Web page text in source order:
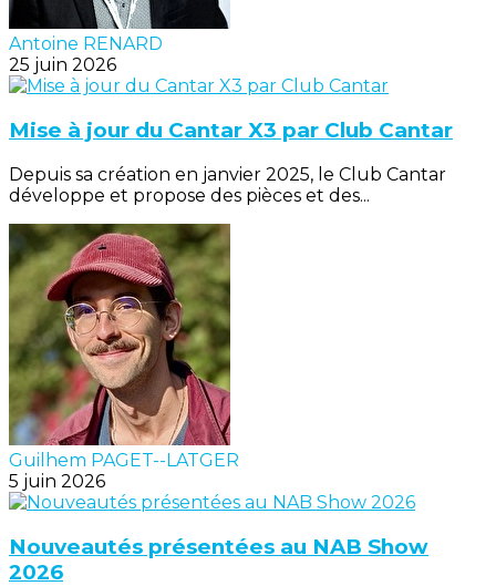
Antoine RENARD
25 juin 2026
Mise à jour du Cantar X3 par Club Cantar
Depuis sa création en janvier 2025, le Club Cantar
développe et propose des pièces et des...
Guilhem PAGET--LATGER
5 juin 2026
Nouveautés présentées au NAB Show
2026